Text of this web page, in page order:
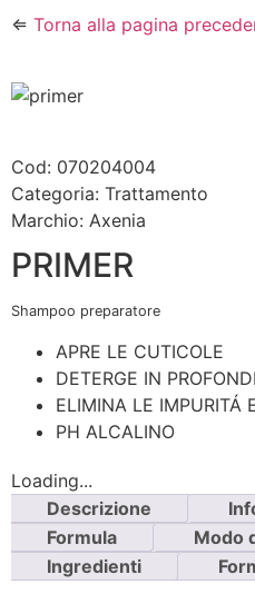
⇐ Torna alla pagina
Cod: 070204004
Categoria: Trattamento
Marchio: Axenia
PRIMER
Shampoo preparatore
APRE LE CUTICOLE
DETERGE IN
ELIMINA LE IMPURITÁ
PH ALCALINO
Loading...
Descrizione
Formula
Modo
Ingredienti